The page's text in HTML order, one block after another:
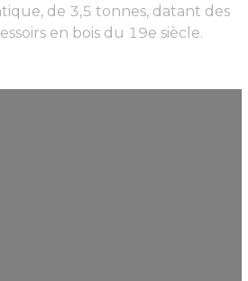
de 3,5 tonnes, datant des
en bois du 19e siècle.